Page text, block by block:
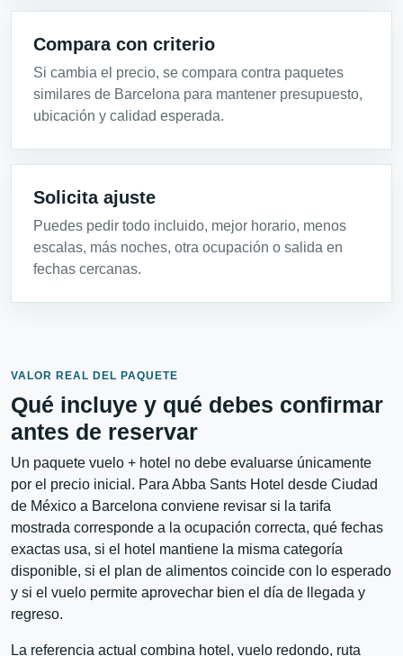
Compara con criterio
Si cambia el precio, se compara contra paquetes
similares de Barcelona para mantener presupuesto,
ubicación y calidad esperada.
Solicita ajuste
Puedes pedir todo incluido, mejor horario, menos
escalas, más noches, otra ocupación o salida en
fechas cercanas.
VALOR REAL DEL PAQUETE
Qué incluye y qué debes confirmar
antes de reservar
Un paquete vuelo + hotel no debe evaluarse únicamente
por el precio inicial. Para Abba Sants Hotel desde Ciudad
de México a Barcelona conviene revisar si la tarifa
mostrada corresponde a la ocupación correcta, qué fechas
exactas usa, si el hotel mantiene la misma categoría
disponible, si el plan de alimentos coincide con lo esperado
y si el vuelo permite aprovechar bien el día de llegada y
regreso.
La referencia actual combina hotel, vuelo redondo, ruta